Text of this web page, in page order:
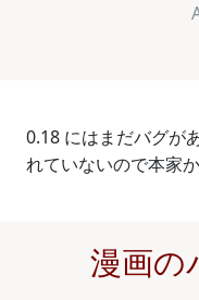
0.18 にはまだバグが
れていないので本家
漫画の